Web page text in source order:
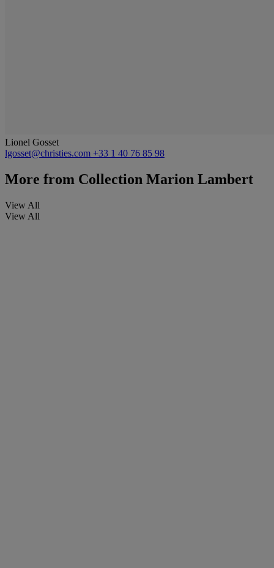
Lionel Gosset
lgosset@christies.com +33 1 40 76 85 98
More from Collection Marion Lambert
View All
View All